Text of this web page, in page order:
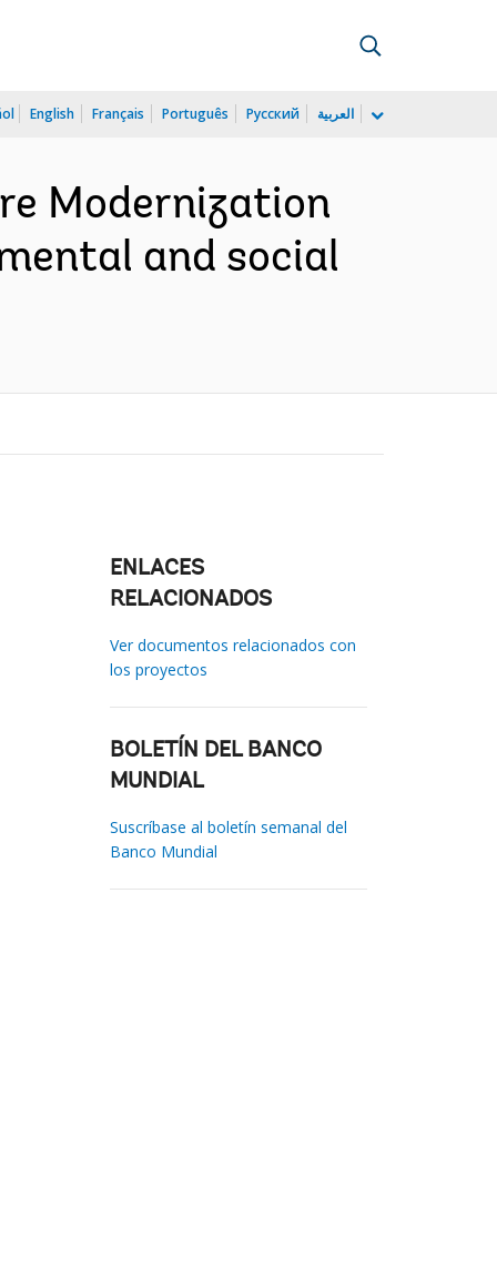
English Français Português Русский العربية
Modernization
and social
ENLACES
RELACIONADOS
Ver documentos relacionados con
los proyectos
BOLETÍN DEL BANCO
MUNDIAL
Suscríbase al boletín semanal del
Banco Mundial